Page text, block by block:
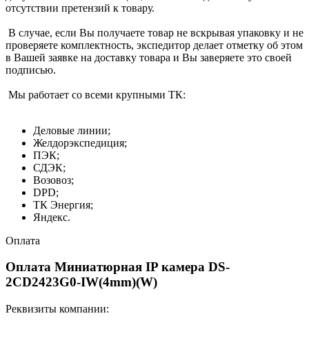
отсутствии претензий к товару.
В случае, если Вы получаете товар не вскрывая упаковку и не
проверяете комплектность, экспедитор делает отметку об этом
в Вашей заявке на доставку товара и Вы заверяете это своей
подписью.
Мы работает со всеми крупными ТК:
Деловые линии;
Желдорэкспедиция;
ПЭК;
СДЭК;
Возовоз;
DPD;
ТК Энергия;
Яндекс.
Оплата
Оплата Миниатюрная IP камера DS-
2CD2423G0-IW(4mm)(W)
Реквизиты компании: